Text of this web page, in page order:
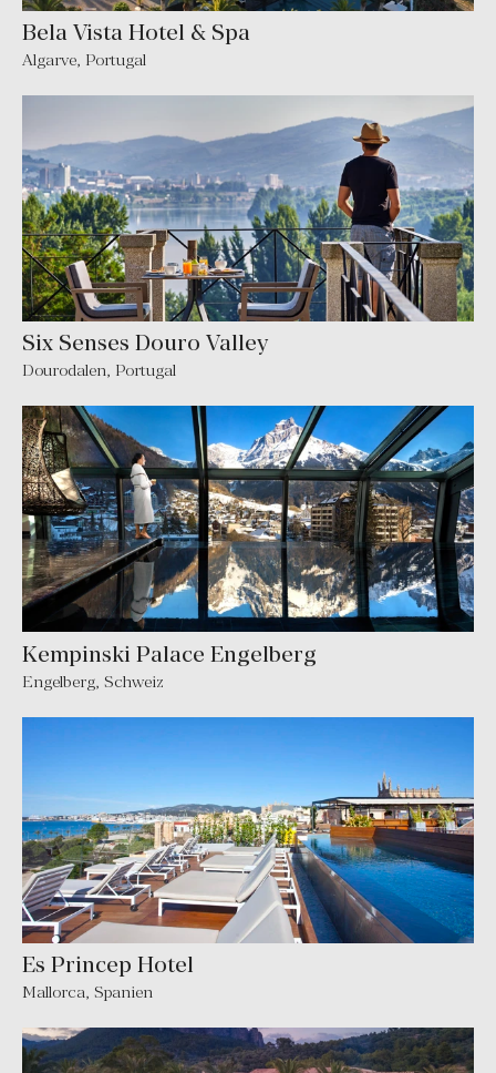
Bela Vista Hotel & Spa
Algarve, Portugal
Six Senses Douro Valley
Dourodalen, Portugal
Kempinski Palace Engelberg
Engelberg, Schweiz
Es Princep Hotel
Mallorca, Spanien